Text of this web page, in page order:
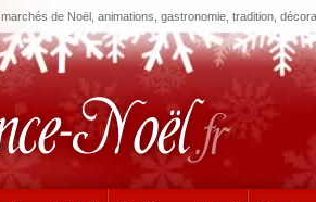
de Noël, animations, gastronomie, tradition,